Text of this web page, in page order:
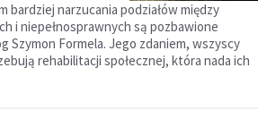
bardziej narzucania podziałów między
i niepełnosprawnych są pozbawione
Szymon Formela. Jego zdaniem, wszyscy
rehabilitacji społecznej, która nada ich